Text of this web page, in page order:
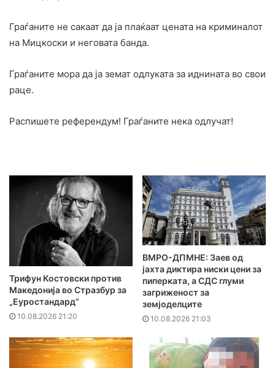
Граѓаните не сакаат да ја плаќаат цената на криминалот
на Мицкоски и неговата банда.
Граѓаните мора да ја земат одлуката за иднината во свои
раце.
Распишете референдум! Граѓаните нека одлучат!
Трифун Костовски против
Македонија во Стразбур за
„Еуростандард“
10.08.2026 21:20
ВМРО-ДПМНЕ: Заев од
јахта диктира ниски цени за
пиперката, а СДС глуми
загриженост за
земјоделците
10.08.2026 21:03